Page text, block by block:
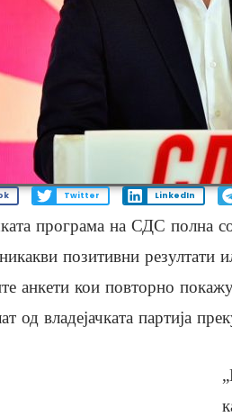
Twitter LinkedIn
програма на СДС полна
позитивни резултати
анкети кои повторно
од владејачката партија